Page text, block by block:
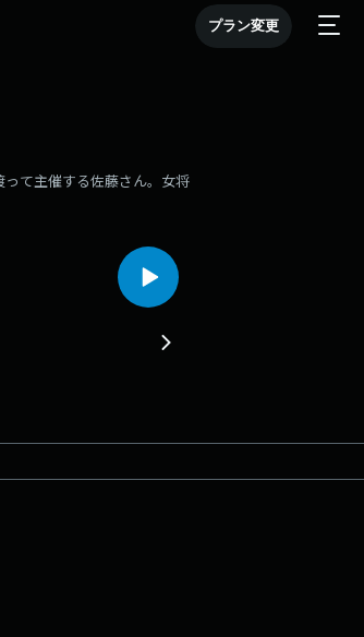
プラン変更
て主催する佐藤さん。女将